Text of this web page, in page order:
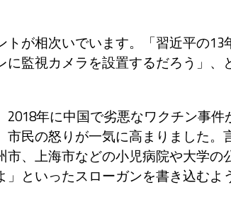
が相次いでいます。「習近平の13
監視カメラを設置するだろう」、
年に中国で劣悪なワクチン事件
民の怒りが一気に高まりました。
、上海市などの小児病院や大学の
といったスローガンを書き込むよ